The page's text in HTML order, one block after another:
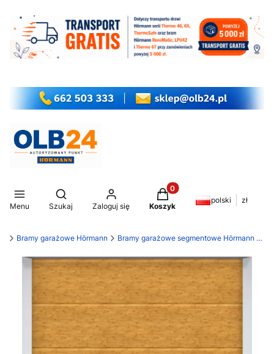
Menu
Otwórz wyszukiwarkę
Szukaj Zaloguj się
Produkty w koszyku: 0.
Koszyk
polski zł
Bramy garażowe Hörmann Bramy garażowe segmentowe Hörmann LPU 42